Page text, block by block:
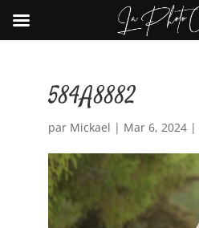
584A8882
par Mickael | Mar 6, 2024|